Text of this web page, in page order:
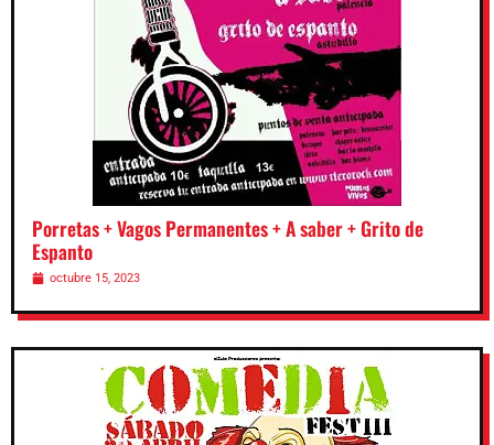
Porretas + Vagos Permanentes + A saber + Grito de
Espanto
octubre 15, 2023